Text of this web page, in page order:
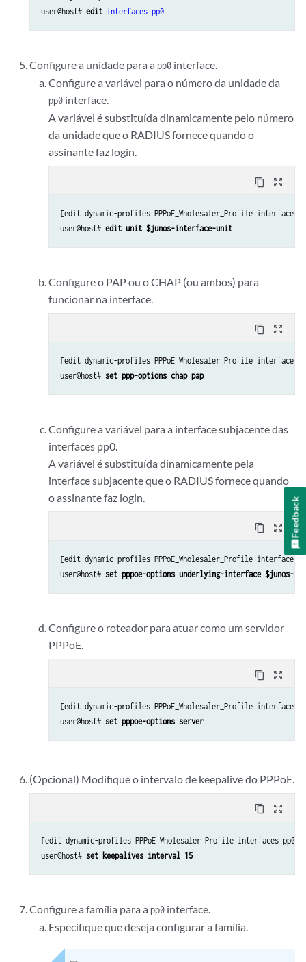
user@host# edit interfaces pp0
Configure a unidade para app0 interface.
Configure a variável para o número da unidade da
pp0interface.
A variável é substituída dinamicamente pelo número
da unidade que o RADIUS fornece quando o
assinante faz login.
content_copy zoom_out_map
[edit dynamic-profiles PPPoE_Wholesaler_Profile interfaces
user@host# edit unit $junos-interface-unit
Configure o PAP ou o CHAP (ou ambos) para
funcionar na interface.
content_copy zoom_out_map
[edit dynamic-profiles PPPoE_Wholesaler_Profile
user@host# set ppp-options chap pap
Configure a variável para a interface subjacente das
interfaces pp0.
A variável é substituída dinamicamente pela
interface subjacente que o RADIUS fornece quando
o assinante faz login.
content_copy zoom_out_map
[edit dynamic-profiles PPPoE_Wholesaler_Profile
user@host# set pppoe-options underlying-interface $junos-
Configure o roteador para atuar como um servidor
PPPoE.
content_copy zoom_out_map
[edit dynamic-profiles PPPoE_Wholesaler_Profile
user@host# set pppoe-options server
(Opcional) Modifique o intervalo de keepalive do PPPoE.
content_copy zoom_out_map
[edit dynamic-profiles PPPoE_Wholesaler_Profile interfaces
user@host# set keepalives interval 15
Configure a família para app0 interface.
Especifique que deseja configurar a família.
Feedback